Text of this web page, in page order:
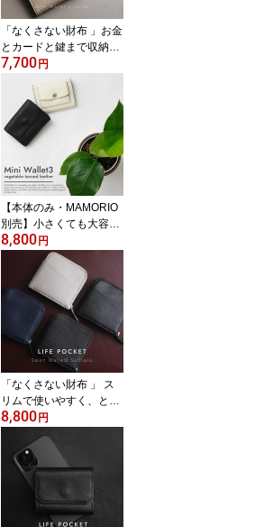
「なくさない財布 」お金
とカードと鍵まで収納で
きる L字ファスナー 万能
ミニ財布「Mini Wallet L
shrink」【 レディース 財
布 メンズ レザー 本革 コ
ンパクト 小さい財布 送
料無料 MAMORIO対応 マ
モリオ対応】
7,700 円
【本体のみ・MAMORIO
別売】小さくても大容量
本革ミニ財布 MiniWallet
3｜スキミング防止 小さ
い財布 メンズ レディー
ス
8,800 円
「なくさない財布 」 ス
リムで使いやすく、とて
も安全な本革のお財布。
大容量+スキミング防止
対応「SmartWallet2 saffi
ano」【 メンズ 財布 レ
ディース 財布 薄い RFID
レザー 本革 財布 送料無
料 MAMORIO マモリオ】
8,800 円